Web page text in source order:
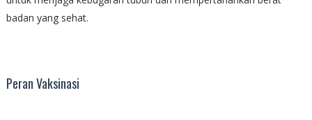
badan yang sehat.
Peran Vaksinasi